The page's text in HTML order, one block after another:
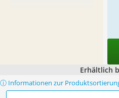
Erhältlich
ⓘ Informationen zur